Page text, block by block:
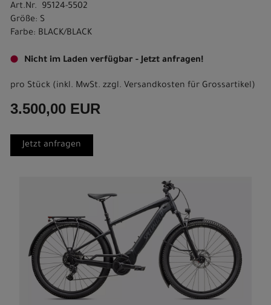
Art.Nr. 95124-5502
Größe: S
Farbe: BLACK/BLACK
Nicht im Laden verfügbar - Jetzt anfragen!
pro Stück (inkl. MwSt. zzgl. Versandkosten für Grossartikel)
3.500,00 EUR
Jetzt anfragen